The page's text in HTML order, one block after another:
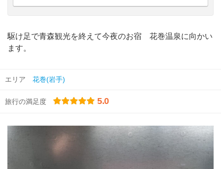
駆け足で青森観光を終えて今夜のお宿 花巻温泉に向かい
ます。
エリア 花巻(岩手)
旅行の満足度 5.0